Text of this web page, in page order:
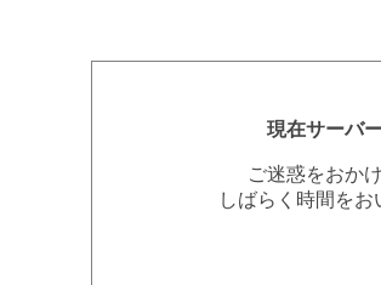
現在サーバ
ご迷惑をおか
しばらく時間を